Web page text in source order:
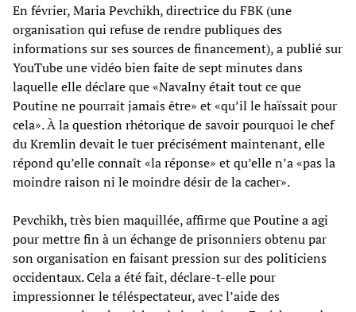
En février, Maria Pevchikh, directrice du FBK (une
organisation qui refuse de rendre publiques des
informations sur ses sources de financement), a publié sur
YouTube une vidéo bien faite de sept minutes dans
laquelle elle déclare que «Navalny était tout ce que
Poutine ne pourrait jamais être» et «qu’il le haïssait pour
cela». À la question rhétorique de savoir pourquoi le chef
du Kremlin devait le tuer précisément maintenant, elle
répond qu’elle connaît «la réponse» et qu’elle n’a «pas la
moindre raison ni le moindre désir de la cacher».
Pevchikh, très bien maquillée, affirme que Poutine a agi
pour mettre fin à un échange de prisonniers obtenu par
son organisation en faisant pression sur des politiciens
occidentaux. Cela a été fait, déclare-t-elle pour
impressionner le téléspectateur, avec l’aide des